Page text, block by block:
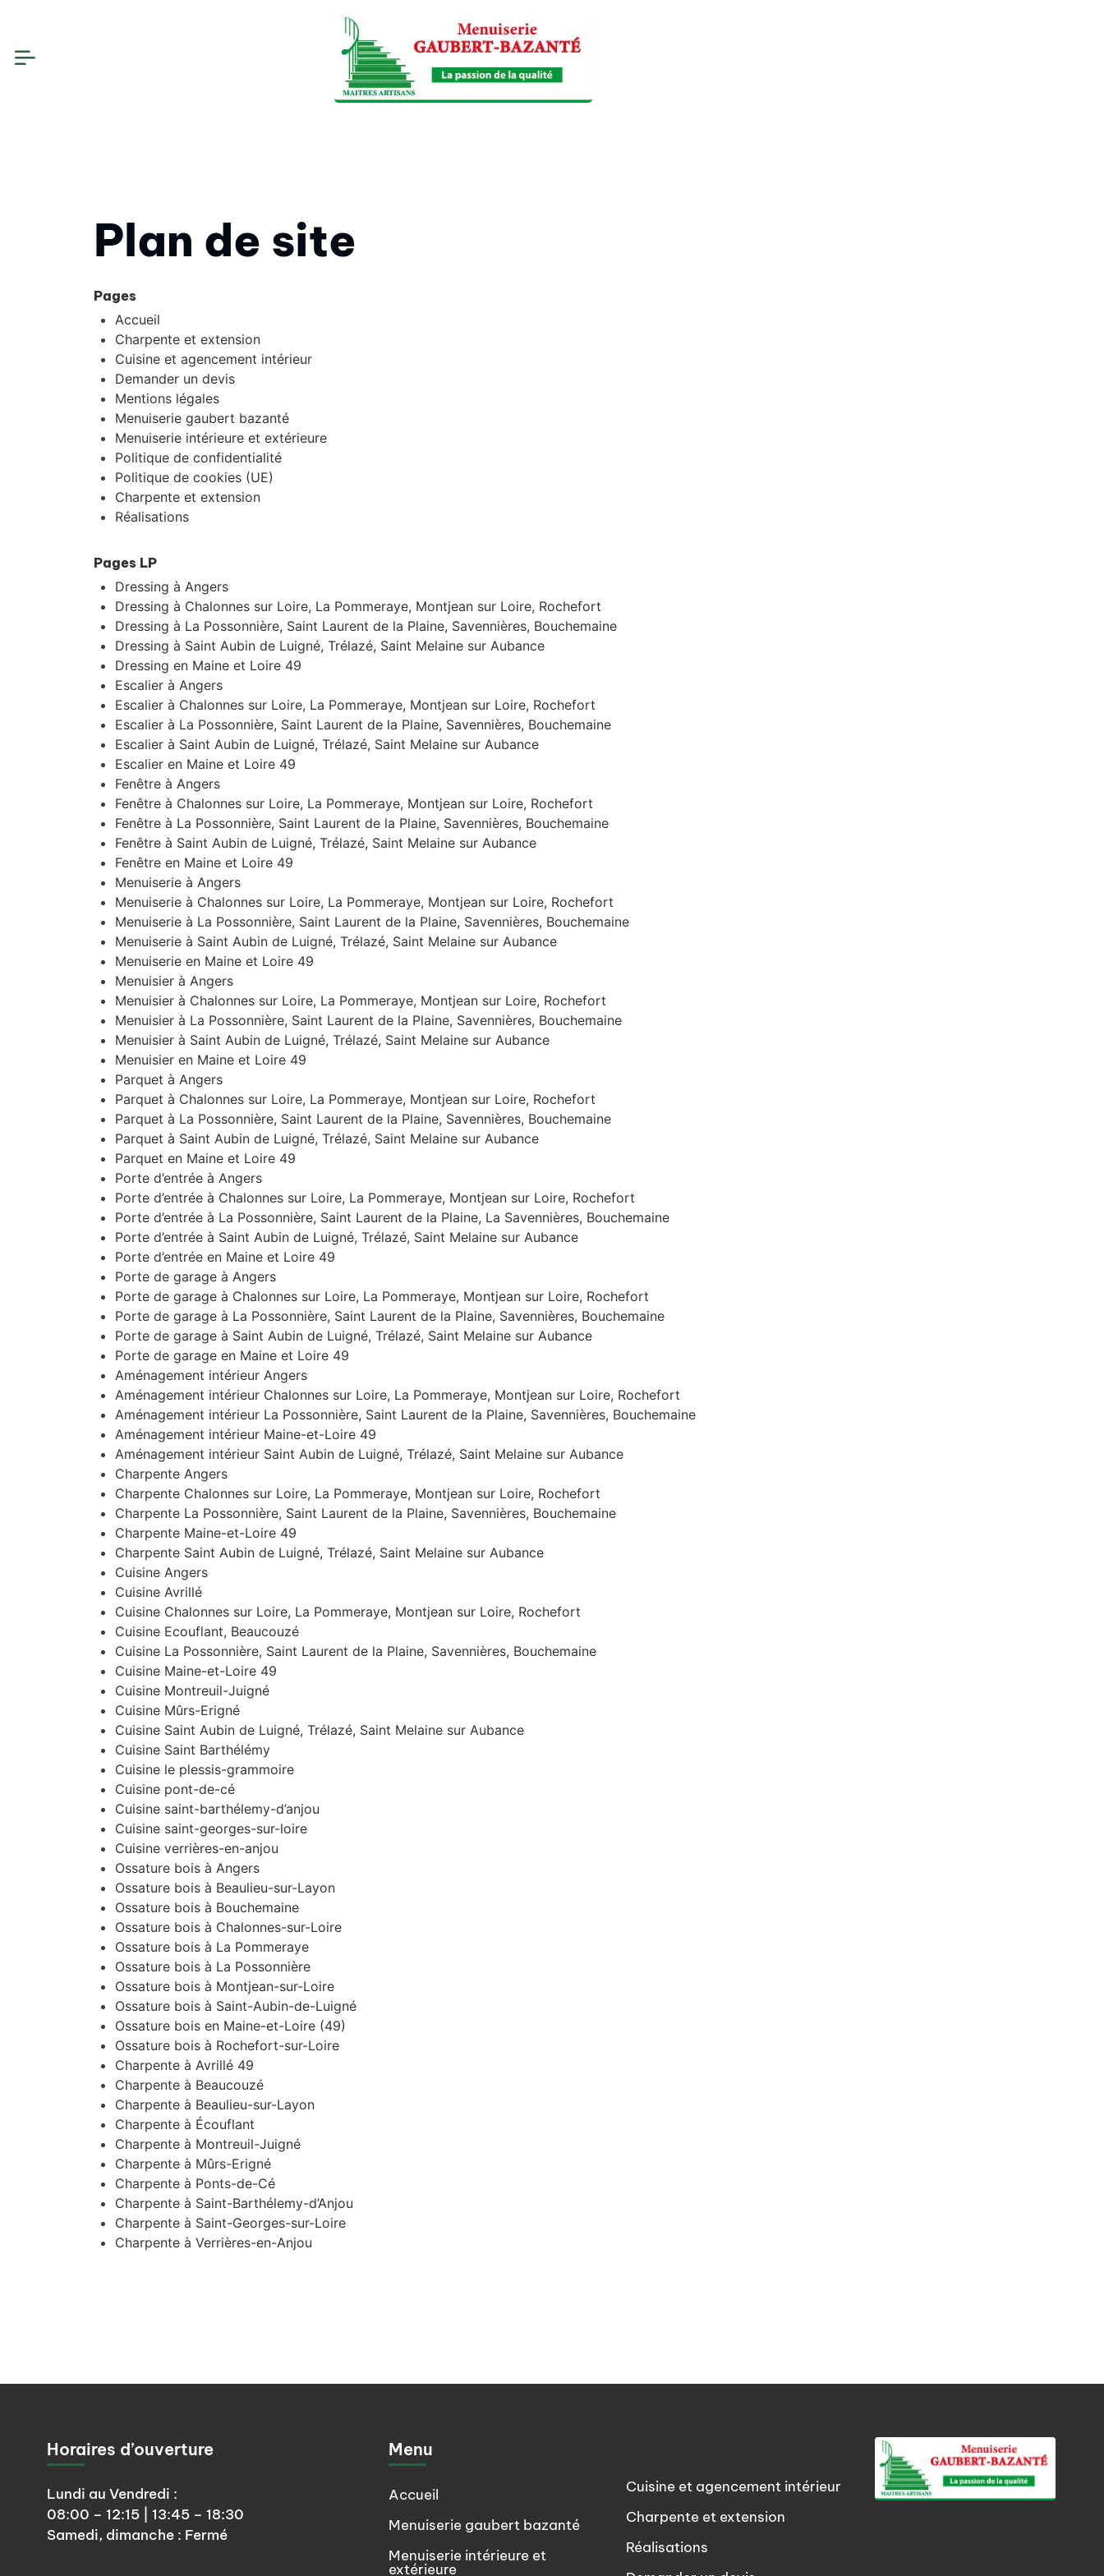
Plan de site
Pages
Accueil
Charpente et extension
Cuisine et agencement intérieur
Demander un devis
Mentions légales
Menuiserie gaubert bazanté
Menuiserie intérieure et extérieure
Politique de confidentialité
Politique de cookies (UE)
Charpente et extension
Réalisations
Pages LP
Dressing à Angers
Dressing à Chalonnes sur Loire, La Pommeraye, Montjean sur Loire, Rochefort
Dressing à La Possonnière, Saint Laurent de la Plaine, Savennières, Bouchemaine
Dressing à Saint Aubin de Luigné, Trélazé, Saint Melaine sur Aubance
Dressing en Maine et Loire 49
Escalier à Angers
Escalier à Chalonnes sur Loire, La Pommeraye, Montjean sur Loire, Rochefort
Escalier à La Possonnière, Saint Laurent de la Plaine, Savennières, Bouchemaine
Escalier à Saint Aubin de Luigné, Trélazé, Saint Melaine sur Aubance
Escalier en Maine et Loire 49
Fenêtre à Angers
Fenêtre à Chalonnes sur Loire, La Pommeraye, Montjean sur Loire, Rochefort
Fenêtre à La Possonnière, Saint Laurent de la Plaine, Savennières, Bouchemaine
Fenêtre à Saint Aubin de Luigné, Trélazé, Saint Melaine sur Aubance
Fenêtre en Maine et Loire 49
Menuiserie à Angers
Menuiserie à Chalonnes sur Loire, La Pommeraye, Montjean sur Loire, Rochefort
Menuiserie à La Possonnière, Saint Laurent de la Plaine, Savennières, Bouchemaine
Menuiserie à Saint Aubin de Luigné, Trélazé, Saint Melaine sur Aubance
Menuiserie en Maine et Loire 49
Menuisier à Angers
Menuisier à Chalonnes sur Loire, La Pommeraye, Montjean sur Loire, Rochefort
Menuisier à La Possonnière, Saint Laurent de la Plaine, Savennières, Bouchemaine
Menuisier à Saint Aubin de Luigné, Trélazé, Saint Melaine sur Aubance
Menuisier en Maine et Loire 49
Parquet à Angers
Parquet à Chalonnes sur Loire, La Pommeraye, Montjean sur Loire, Rochefort
Parquet à La Possonnière, Saint Laurent de la Plaine, Savennières, Bouchemaine
Parquet à Saint Aubin de Luigné, Trélazé, Saint Melaine sur Aubance
Parquet en Maine et Loire 49
Porte d’entrée à Angers
Porte d’entrée à Chalonnes sur Loire, La Pommeraye, Montjean sur Loire, Rochefort
Porte d’entrée à La Possonnière, Saint Laurent de la Plaine, La Savennières, Bouchemaine
Porte d’entrée à Saint Aubin de Luigné, Trélazé, Saint Melaine sur Aubance
Porte d’entrée en Maine et Loire 49
Porte de garage à Angers
Porte de garage à Chalonnes sur Loire, La Pommeraye, Montjean sur Loire, Rochefort
Porte de garage à La Possonnière, Saint Laurent de la Plaine, Savennières, Bouchemaine
Porte de garage à Saint Aubin de Luigné, Trélazé, Saint Melaine sur Aubance
Porte de garage en Maine et Loire 49
Aménagement intérieur Angers
Aménagement intérieur Chalonnes sur Loire, La Pommeraye, Montjean sur Loire, Rochefort
Aménagement intérieur La Possonnière, Saint Laurent de la Plaine, Savennières, Bouchemaine
Aménagement intérieur Maine-et-Loire 49
Aménagement intérieur Saint Aubin de Luigné, Trélazé, Saint Melaine sur Aubance
Charpente Angers
Charpente Chalonnes sur Loire, La Pommeraye, Montjean sur Loire, Rochefort
Charpente La Possonnière, Saint Laurent de la Plaine, Savennières, Bouchemaine
Charpente Maine-et-Loire 49
Charpente Saint Aubin de Luigné, Trélazé, Saint Melaine sur Aubance
Cuisine Angers
Cuisine Avrillé
Cuisine Chalonnes sur Loire, La Pommeraye, Montjean sur Loire, Rochefort
Cuisine Ecouflant, Beaucouzé
Cuisine La Possonnière, Saint Laurent de la Plaine, Savennières, Bouchemaine
Cuisine Maine-et-Loire 49
Cuisine Montreuil-Juigné
Cuisine Mûrs-Erigné
Cuisine Saint Aubin de Luigné, Trélazé, Saint Melaine sur Aubance
Cuisine Saint Barthélémy
Cuisine le plessis-grammoire
Cuisine pont-de-cé
Cuisine saint-barthélemy-d’anjou
Cuisine saint-georges-sur-loire
Cuisine verrières-en-anjou
Ossature bois à Angers
Ossature bois à Beaulieu-sur-Layon
Ossature bois à Bouchemaine
Ossature bois à Chalonnes-sur-Loire
Ossature bois à La Pommeraye
Ossature bois à La Possonnière
Ossature bois à Montjean-sur-Loire
Ossature bois à Saint-Aubin-de-Luigné
Ossature bois en Maine-et-Loire (49)
Ossature bois à Rochefort-sur-Loire
Charpente à Avrillé 49
Charpente à Beaucouzé
Charpente à Beaulieu-sur-Layon
Charpente à Écouflant
Charpente à Montreuil-Juigné
Charpente à Mûrs-Erigné
Charpente à Ponts-de-Cé
Charpente à Saint-Barthélemy-d’Anjou
Charpente à Saint-Georges-sur-Loire
Charpente à Verrières-en-Anjou
Horaires d’ouverture
Lundi au Vendredi :
08:00 – 12:15 | 13:45 – 18:30
Samedi, dimanche : Fermé
Menu
Accueil
Menuiserie gaubert bazanté
Menuiserie intérieure et
extérieure
Cuisine et agencement intérieur
Charpente et extension
Réalisations